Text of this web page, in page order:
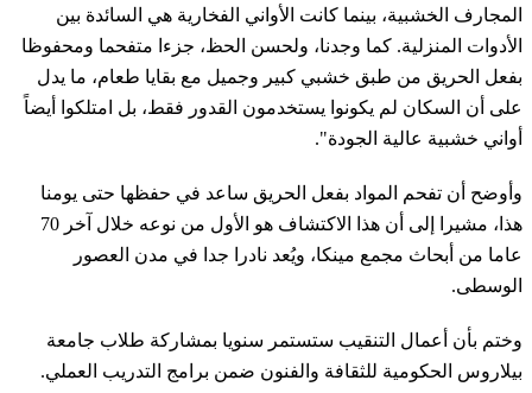
المجارف الخشبية، بينما كانت الأواني الفخارية هي السائدة بين
الأدوات المنزلية. كما وجدنا، ولحسن الحظ، جزءا متفحما ومحفوظا
بفعل الحريق من طبق خشبي كبير وجميل مع بقايا طعام، ما يدل
على أن السكان لم يكونوا يستخدمون القدور فقط، بل امتلكوا أيضاً
أواني خشبية عالية الجودة".
وأوضح أن تفحم المواد بفعل الحريق ساعد في حفظها حتى يومنا
هذا، مشيرا إلى أن هذا الاكتشاف هو الأول من نوعه خلال آخر 70
عاما من أبحاث مجمع مينكا، ويُعد نادرا جدا في مدن العصور
الوسطى.
وختم بأن أعمال التنقيب ستستمر سنويا بمشاركة طلاب جامعة
بيلاروس الحكومية للثقافة والفنون ضمن برامج التدريب العملي.